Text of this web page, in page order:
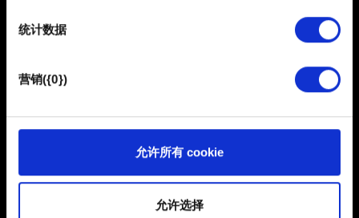
馈，以便网站将更好地服务于您。例如帮助我们在社交媒
也可能与我们的合作伙伴分享我们的 Cookie 片段。但是，
使用所有这些非强制性的 Cookie 都需要提前获取您的许
您可以在下面的"设置"菜单中找到有关我们使用 Cookie 的
其中的内容并准备好继续，请点击"确定"。
统计数据
营销({0})
允许所有 cookie
允许选择
《萝卜冲刺》
iOS / Android